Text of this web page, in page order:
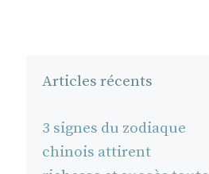
Articles récents
3 signes du zodiaque
chinois attirent